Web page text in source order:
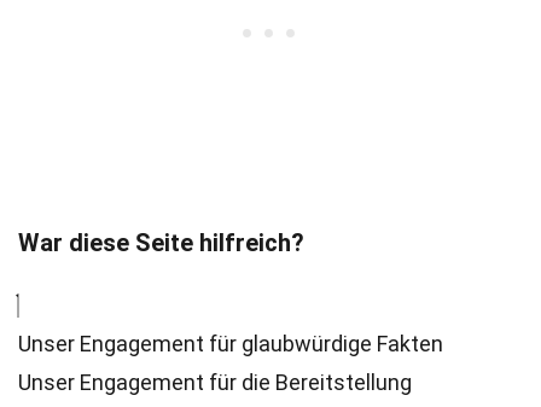
War diese Seite hilfreich?
Unser Engagement für glaubwürdige Fakten
Unser Engagement für die Bereitstellung